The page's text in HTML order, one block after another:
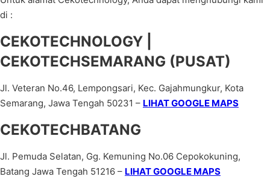
di :
CEKOTECHNOLOGY |
CEKOTECHSEMARANG (PUSAT)
Jl. Veteran No.46, Lempongsari, Kec. Gajahmungkur, Kota
Semarang, Jawa Tengah 50231 – LIHAT GOOGLE MAPS
CEKOTECHBATANG
Jl. Pemuda Selatan, Gg. Kemuning No.06 Cepokokuning,
Batang Jawa Tengah 51216 – LIHAT GOOGLE MAPS